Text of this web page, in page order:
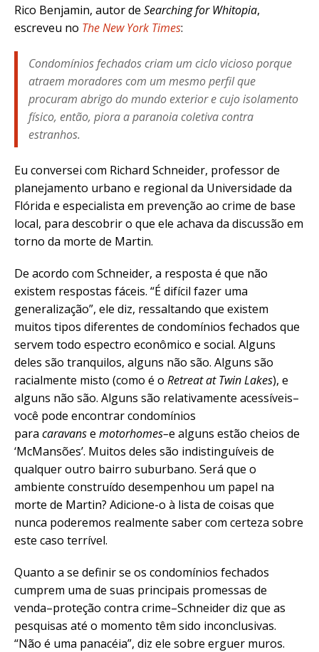
Rico Benjamin, autor de Searching for Whitopia,
escreveu no The New York Times:
Condomínios fechados criam um ciclo vicioso porque
atraem moradores com um mesmo perfil que
procuram abrigo do mundo exterior e cujo isolamento
físico, então, piora a paranoia coletiva contra
estranhos.
Eu conversei com Richard Schneider, professor de
planejamento urbano e regional da Universidade da
Flórida e especialista em prevenção ao crime de base
local, para descobrir o que ele achava da discussão em
torno da morte de Martin.
De acordo com Schneider, a resposta é que não
existem respostas fáceis. “É difícil fazer uma
generalização”, ele diz, ressaltando que existem
muitos tipos diferentes de condomínios fechados que
servem todo espectro econômico e social. Alguns
deles são tranquilos, alguns não são. Alguns são
racialmente misto (como é o Retreat at Twin Lakes), e
alguns não são. Alguns são relativamente acessíveis–
você pode encontrar condomínios
para caravanse motorhomes–e alguns estão cheios de
‘McMansões’. Muitos deles são indistinguíveis de
qualquer outro bairro suburbano. Será que o
ambiente construído desempenhou um papel na
morte de Martin? Adicione-o à lista de coisas que
nunca poderemos realmente saber com certeza sobre
este caso terrível.
Quanto a se definir se os condomínios fechados
cumprem uma de suas principais promessas de
venda–proteção contra crime–Schneider diz que as
pesquisas até o momento têm sido inconclusivas.
“Não é uma panacéia”, diz ele sobre erguer muros.